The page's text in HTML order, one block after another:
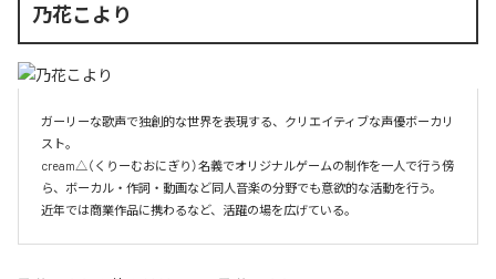
乃花こより
ガーリーな歌声で独創的な世界を表現する、クリエイティブな声優ボーカリ
スト。
cream△（くりーむおにぎり）名義でオリジナルゲームの制作を一人で行う傍
ら、ボーカル・作詞・動画など同人音楽の分野でも意欲的な活動を行う。
近年では商業作品に携わるなど、活躍の場を広げている。